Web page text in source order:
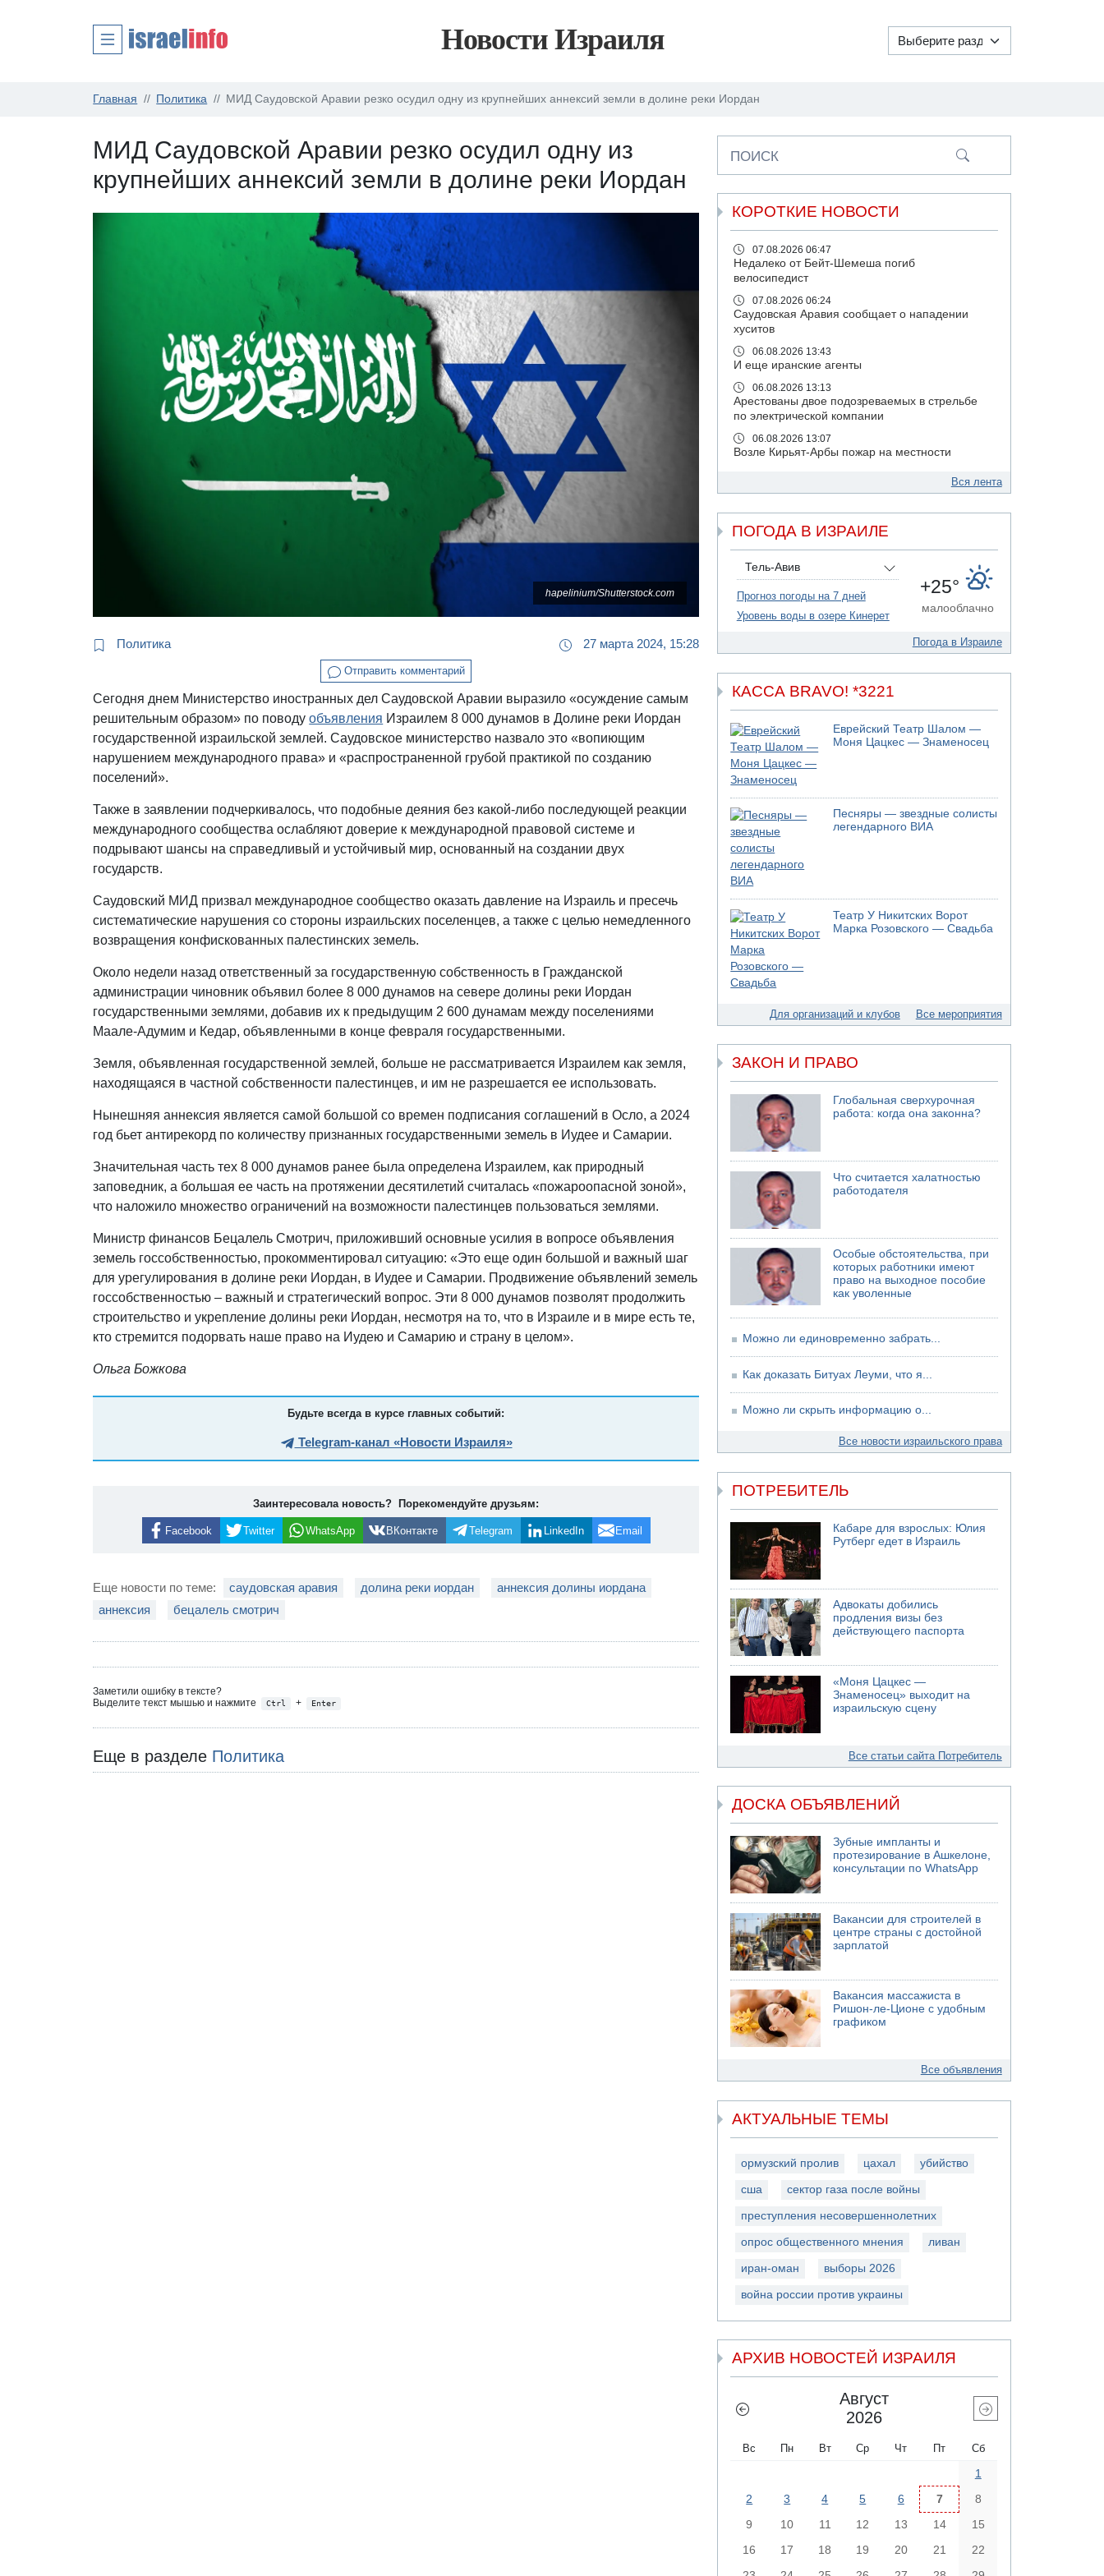
Новости Израиля
Главная Политика МИД Саудовской Аравии резко осудил одну из крупнейших аннексий земли в долине реки Иордан
МИД Саудовской Аравии резко осудил одну из
крупнейших аннексий земли в долине реки Иордан
hapelinium/Shutterstock.com
Политика 27 марта 2024, 15:28
Отправить комментарий
Сегодня днем Министерство иностранных дел Саудовской Аравии выразило «осуждение самым
решительным образом» по поводуобъявления Израилем 8 000 дунамов в Долине реки Иордан
государственной израильской землей. Саудовское министерство назвало это «вопиющим
нарушением международного права» и «распространенной грубой практикой по созданию
поселений».
Также в заявлении подчеркивалось, что подобные деяния без какой-либо последующей реакции
международного сообщества ослабляют доверие к международной правовой системе и
подрывают шансы на справедливый и устойчивый мир, основанный на создании двух
государств.
Саудовский МИД призвал международное сообщество оказать давление на Израиль и пресечь
систематические нарушения со стороны израильских поселенцев, а также с целью немедленного
возвращения конфискованных палестинских земель.
Около недели назад ответственный за государственную собственность в Гражданской
администрации чиновник объявил более 8 000 дунамов на севере долины реки Иордан
государственными землями, добавив их к предыдущим 2 600 дунамам между поселениями
Маале-Адумим и Кедар, объявленными в конце февраля государственными.
Земля, объявленная государственной землей, больше не рассматривается Израилем как земля,
находящаяся в частной собственности палестинцев, и им не разрешается ее использовать.
Нынешняя аннексия является самой большой со времен подписания соглашений в Осло, а 2024
год бьет антирекорд по количеству признанных государственными земель в Иудее и Самарии.
Значительная часть тех 8 000 дунамов ранее была определена Израилем, как природный
заповедник, а большая ее часть на протяжении десятилетий считалась «пожароопасной зоной»,
что наложило множество ограничений на возможности палестинцев пользоваться землями.
Министр финансов Бецалель Смотрич, приложивший основные усилия в вопросе объявления
земель госсобственностью, прокомментировал ситуацию: «Это еще один большой и важный шаг
для урегулирования в долине реки Иордан, в Иудее и Самарии. Продвижение объявлений земель
госсобственностью – важный и стратегический вопрос. Эти 8 000 дунамов позволят продолжить
строительство и укрепление долины реки Иордан, несмотря на то, что в Израиле и в мире есть те,
кто стремится подорвать наше право на Иудею и Самарию и страну в целом».
Ольга Божкова
Будьте всегда в курсе главных событий:
Telegram-канал «Новости Израиля»
Заинтересовала новость? Порекомендуйте друзьям:
Facebook Twitter WhatsApp ВКонтакте Telegram LinkedIn Email
Еще новости по теме: саудовская аравия долина реки иордан
аннексия долины иордана
аннексия
бецалель смотрич
Заметили ошибку в тексте?
Выделите текст мышью и нажмите
Ctrl + Enter
Еще в разделе Политика
ПОИСК
КОРОТКИЕ НОВОСТИ
07.08.2026 06:47
Недалеко от Бейт-Шемеша погиб
велосипедист
07.08.2026 06:24
Саудовская Аравия сообщает о нападении
хуситов
06.08.2026 13:43
И еще иранские агенты
06.08.2026 13:13
Арестованы двое подозреваемых в стрельбе
по электрической компании
06.08.2026 13:07
Возле Кирьят-Арбы пожар на местности
США не будут давить на Израиль в вопросе
06.08.2026 11:41
Трое подростков ограбили сексшоп в Холоне
06.08.2026 08:45
Взрыв в Северном Тель-Авиве
06.08.2026 08:11
Украинская атака на российский НПЗ
Израиль провел испытания системы
05.08.2026 18:28
МАДА призывает израильтян срочно сдавать
кровь
05.08.2026 17:00
Бывший посол Израиля в ООН Гилад Эрдан
объявит в четверг о создании новой
политической партии
05.08.2026 13:49
На севере Израиля на берег выбросило тело
05.08.2026 13:32
В России горят новые склады
05.08.2026 10:19
Хуситы сообщают об атаке по Саудовскому
танкеру
05.08.2026 10:16
Левые активисты пытались ворваться в офис
"Религиозного сионизма"
05.08.2026 06:42
В Дубае поднимается дым над портом
05.08.2026 06:41
Еще один меморандум для Ирана
Вся лента
ПОГОДА В ИЗРАИЛЕ
Тель-Авив
Прогноз погоды на 7 дней
Уровень воды в озере Кинерет
+25°
малооблачно
Погода в Израиле
КАССА BRAVO! *3221
Еврейский Театр Шалом —
Моня Цацкес — Знаменосец
Песняры — звездные солисты
легендарного ВИА
Театр У Никитских Ворот
Марка Розовского — Свадьба
Для организаций и клубов Все мероприятия
ЗАКОН И ПРАВО
Глобальная сверхурочная
работа: когда она законна?
Что считается халатностью
работодателя
Особые обстоятельства, при
которых работники имеют
право на выходное пособие
как уволенные
Можно ли единовременно забрать...
Как доказать Битуах Леуми, что я...
Можно ли скрыть информацию о...
Все новости израильского права
ПОТРЕБИТЕЛЬ
Кабаре для взрослых: Юлия
Рутберг едет в Израиль
Адвокаты добились
продления визы без
действующего паспорта
«Моня Цацкес —
Знаменосец» выходит на
израильскую сцену
Все статьи сайта Потребитель
ДОСКА ОБЪЯВЛЕНИЙ
Зубные импланты и
протезирование в Ашкелоне,
консультации по WhatsApp
Вакансии для строителей в
центре страны с достойной
зарплатой
Вакансия массажиста в
Ришон-ле-Ционе с удобным
графиком
Все объявления
АКТУАЛЬНЫЕ ТЕМЫ
ормузский пролив цахал убийство
сша сектор газа после войны
преступления несовершеннолетних
опрос общественного мнения ливан
иран-оман выборы 2026
война россии против украины
АРХИВ НОВОСТЕЙ ИЗРАИЛЯ
Август
2026
Вс Пн Вт Ср Чт Пт Сб
1
2
3 4 5 6 7
8
9
10 11 12 13 14
15
16
17 18 19 20 21
22